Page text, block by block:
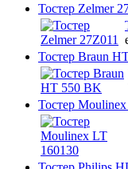
Тостер Zelmer
Тостер Braun
Тостер